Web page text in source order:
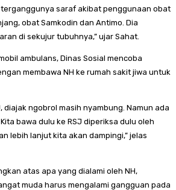
saraf akibat penggunaan obat
obat Samkodin dan Antimo. Dia
di sekujur tubuhnya,” ujar Sahat.
ambulans, Dinas Sosial mencoba
membawa NH ke rumah sakit jiwa untuk
diajak ngobrol masih nyambung. Namun ada
bawa dulu ke RSJ diperiksa dulu oleh
lebih lanjut kita akan dampingi,” jelas
atas apa yang dialami oleh NH,
muda harus mengalami gangguan pada